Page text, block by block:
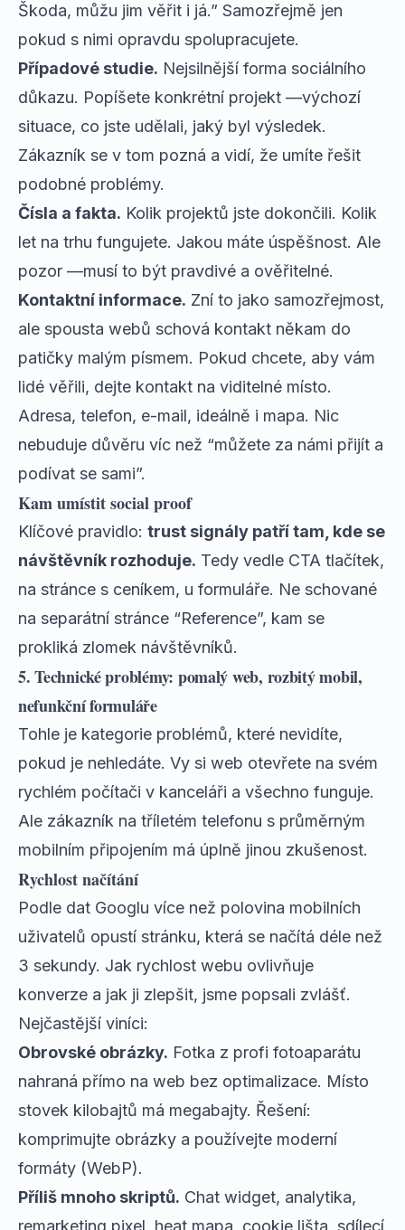
Škoda, můžu jim věřit i já.” Samozřejmě jen
pokud s nimi opravdu spolupracujete.
Případové studie. Nejsilnější forma sociálního
důkazu. Popíšete konkrétní projekt —výchozí
situace, co jste udělali, jaký byl výsledek.
Zákazník se v tom pozná a vidí, že umíte řešit
podobné problémy.
Čísla a fakta. Kolik projektů jste dokončili. Kolik
let na trhu fungujete. Jakou máte úspěšnost. Ale
pozor —musí to být pravdivé a ověřitelné.
Kontaktní informace. Zní to jako samozřejmost,
ale spousta webů schová kontakt někam do
patičky malým písmem. Pokud chcete, aby vám
lidé věřili, dejte kontakt na viditelné místo.
Adresa, telefon, e-mail, ideálně i mapa. Nic
nebuduje důvěru víc než “můžete za námi přijít a
podívat se sami”.
Kam umístit social proof
Klíčové pravidlo: trust signály patří tam, kde se
návštěvník rozhoduje. Tedy vedle CTA tlačítek,
na stránce s ceníkem, u formuláře. Ne schované
na separátní stránce “Reference”, kam se
prokliká zlomek návštěvníků.
5. Technické problémy: pomalý web, rozbitý mobil,
nefunkční formuláře
Tohle je kategorie problémů, které nevidíte,
pokud je nehledáte. Vy si web otevřete na svém
rychlém počítači v kanceláři a všechno funguje.
Ale zákazník na tříletém telefonu s průměrným
mobilním připojením má úplně jinou zkušenost.
Rychlost načítání
Podle dat Googlu více než polovina mobilních
uživatelů opustí stránku, která se načítá déle než
3 sekundy. Jak rychlost webu ovlivňuje
konverze a jak ji zlepšit, jsme popsali zvlášť.
Nejčastější viníci:
Obrovské obrázky. Fotka z profi fotoaparátu
nahraná přímo na web bez optimalizace. Místo
stovek kilobajtů má megabajty. Řešení:
komprimujte obrázky a používejte moderní
formáty (WebP).
Příliš mnoho skriptů. Chat widget, analytika,
remarketing pixel, heat mapa, cookie lišta, sdílecí